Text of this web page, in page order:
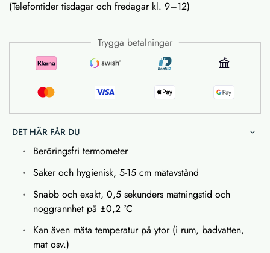
(Telefontider tisdagar och fredagar kl. 9–12)
Trygga betalningar
DET HÄR FÅR DU
Beröringsfri termometer
Säker och hygienisk, 5-15 cm mätavstånd
Snabb och exakt, 0,5 sekunders mätningstid och
noggrannhet på ±0,2 °C
Kan även mäta temperatur på ytor (i rum, badvatten,
mat osv.)